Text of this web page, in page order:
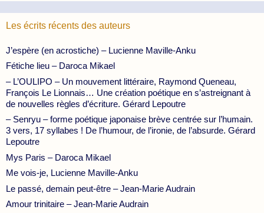
Les écrits récents des auteurs
J’espère (en acrostiche) – Lucienne Maville-Anku
Fétiche lieu – Daroca Mikael
– L’OULIPO – Un mouvement littéraire, Raymond Queneau,
François Le Lionnais… Une création poétique en s’astreignant à
de nouvelles règles d’écriture. Gérard Lepoutre
– Senryu – forme poétique japonaise brève centrée sur l’humain.
3 vers, 17 syllabes ! De l’humour, de l’ironie, de l’absurde. Gérard
Lepoutre
Mys Paris – Daroca Mikael
Me vois-je, Lucienne Maville-Anku
Le passé, demain peut-être – Jean-Marie Audrain
Amour trinitaire – Jean-Marie Audrain